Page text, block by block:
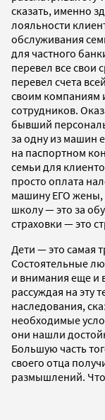
сказать, именно
лояльности
обслуживания
для частного
перевел все свои
перевел счета
своим компаниям
сотрудников.
бывший
за одну из машин
на паспортном
семьи для
просто оплата
машину ЕГО жены,
школу — это за
страховки — это
Дети — это самая
Состоятельные
и внимания еще и
рассуждая на эту
наследования,
необходимые
они нашли
Большую часть
своего отца
размышлений.